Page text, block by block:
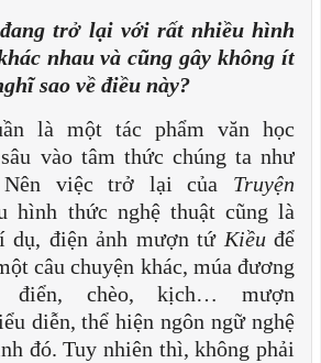
đang trở lại với rất nhiều hình
nhau và cũng gây không ít
sao về điều này?
là một tác phẩm văn học
vào tâm thức chúng ta như
việc trở lại của Truyện
hình thức nghệ thuật cũng là
dụ, điện ảnh mượn tứ Kiều để
câu chuyện khác, múa đương
chèo, kịch… mượn
diễn, thể hiện ngôn ngữ nghệ
đó. Tuy nhiên thì, không phải